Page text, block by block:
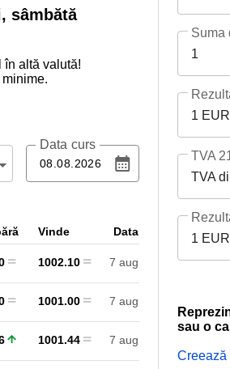
, sâmbătă
în altă valută!
Data curs
Vinde Data
1002.10 7 aug
1001.00 7 aug
1001.44 7 aug
1
Suma
1
TVA
TVA
1
sau o
Creează